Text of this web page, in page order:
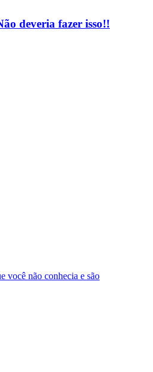
deveria fazer isso!!
você não conhecia e são